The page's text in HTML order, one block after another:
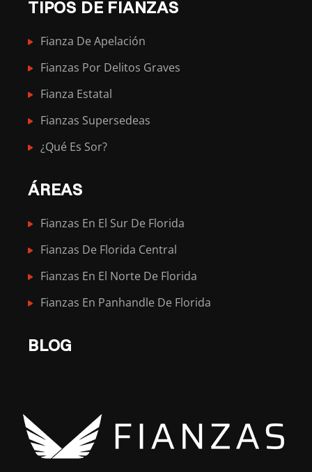
TIPOS DE FIANZAS
Fianza De Apelación
Fianzas Por Delitos Graves
Fianza Estatal
Fianzas Supersedeas
¿Qué Es Sor?
ÁREAS
Fianzas En El Sur De Florida
Fianzas De Florida Central
Fianzas En El Norte De Florida
Fianzas En Panhandle De Florida
BLOG